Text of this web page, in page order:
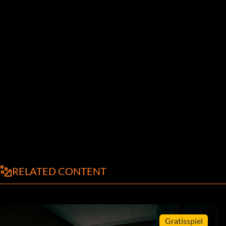
RELATED CONTENT
Gratisspiel